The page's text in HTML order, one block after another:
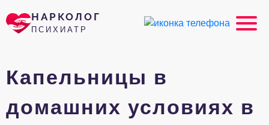
НАРКОЛОГ
ПСИХИАТР
Капельницы в
домашних условиях в